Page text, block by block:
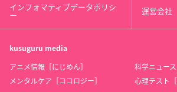
インフォマティブデータポリシ
ー 運営会社
kusuguru media
アニメ情報［にじめん］
科学ニュー
メンタルケア［ココロジー］
心理テスト［